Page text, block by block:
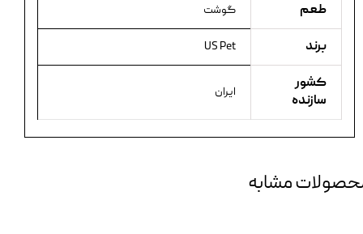
طعم گوشت
برند US Pet
کشور
سازنده
ایران
مشابه